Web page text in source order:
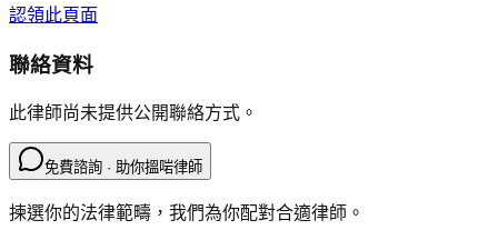
認領此頁面
聯絡資料
此律師尚未提供公開聯絡方式。
免費諮詢 · 助你搵啱律師
揀選你的法律範疇，我們為你配對合適律師。